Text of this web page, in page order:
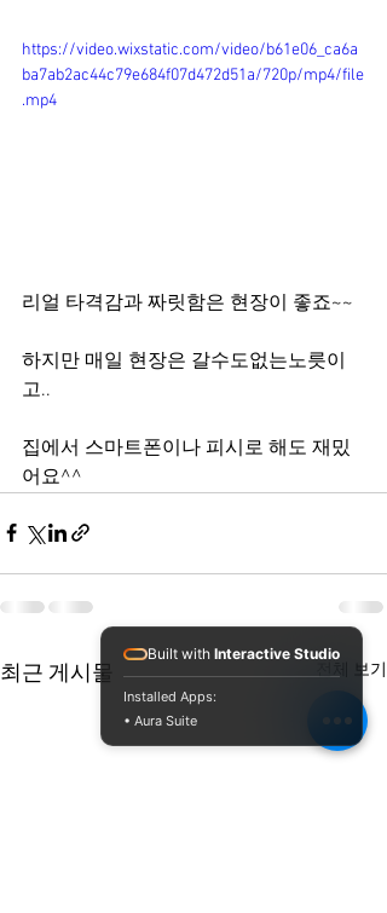
https://video.wixstatic.com/video/b61e06_ca6a
ba7ab2ac44c79e684f07d472d51a/720p/mp4/file
.mp4
리얼 타격감과 짜릿함은 현장이 좋죠~~
하지만 매일 현장은 갈수도없는노릇이
고..
집에서 스마트폰이나 피시로 해도 재밌
어요^^
최근 게시물 전체 보기
Built with Interactive Studio
Installed Apps:
• Aura Suite